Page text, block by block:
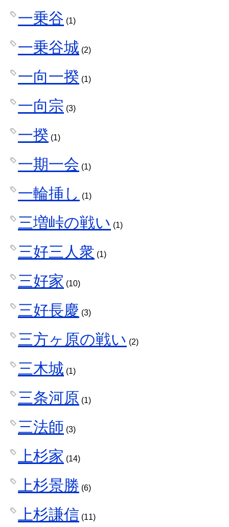
一乗谷 (1)
一乗谷城 (2)
一向一揆 (1)
一向宗 (3)
一揆 (1)
一期一会 (1)
一輪挿し (1)
三増峠の戦い (1)
三好三人衆 (1)
三好家 (10)
三好長慶 (3)
三方ヶ原の戦い (2)
三木城 (1)
三条河原 (1)
三法師 (3)
上杉家 (14)
上杉景勝 (6)
上杉謙信 (11)